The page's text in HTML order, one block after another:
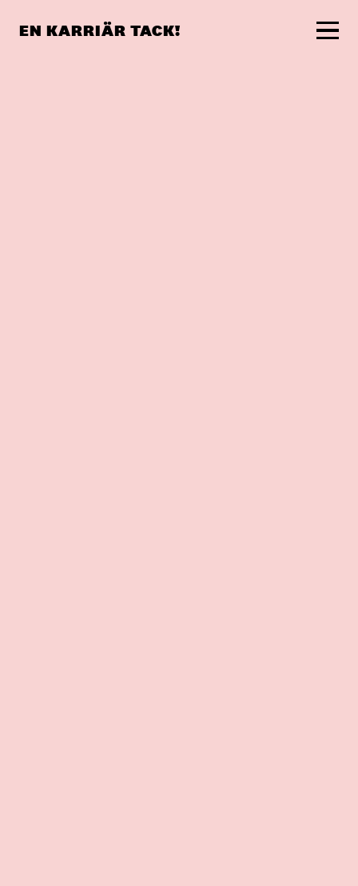
EN KARRIÄR TACK!